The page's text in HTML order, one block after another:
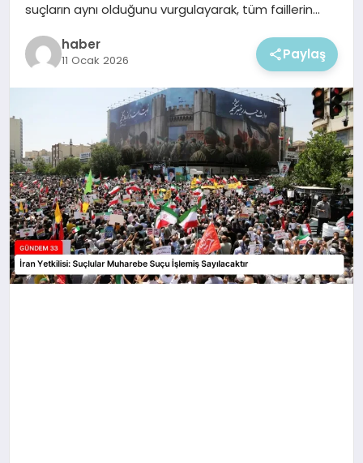
suçların aynı olduğunu vurgulayarak, tüm faillerin…
haber
11 Ocak 2026 Paylaş